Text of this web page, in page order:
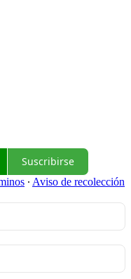
Suscribirse
∙ Aviso de recolección